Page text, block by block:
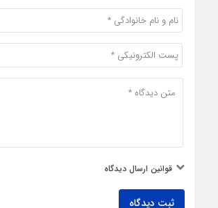
قوانین ارسال دیدگاه
ثبت دیدگاه